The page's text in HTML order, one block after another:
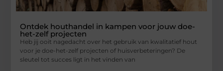
Ontdek houthandel in kampen voor jouw doe-
het-zelf projecten
Heb jij ooit nagedacht over het gebruik van kwalitatief hout
voor je doe-het-zelf projecten of huisverbeteringen? De
sleutel tot succes ligt in het vinden van